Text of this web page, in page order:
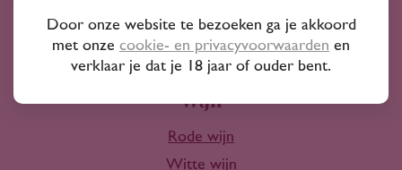
Wijn
Rode wijn
Witte wijn
Door onze website te bezoeken ga je akkoord
met onze cookie- en privacyvoorwaarden en
verklaar je dat je 18 jaar of ouder bent.